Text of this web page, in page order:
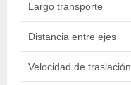
Largo transporte
Distancia entre ejes
Velocidad de traslación